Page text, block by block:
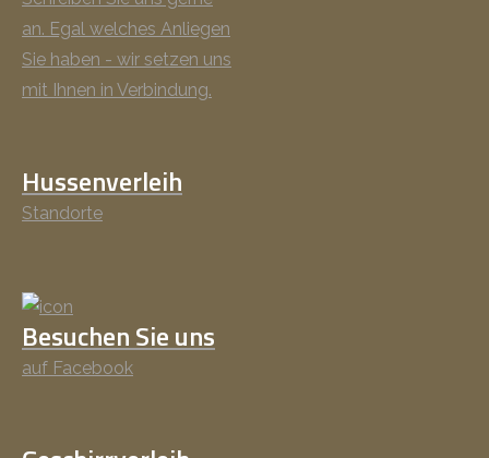
an. Egal welches Anliegen
Sie haben - wir setzen uns
mit Ihnen in Verbindung.
Hussenverleih
Standorte
Besuchen Sie uns
auf Facebook